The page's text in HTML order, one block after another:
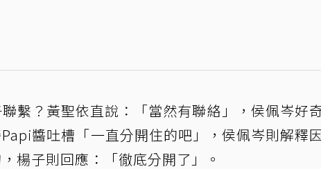
繫？黃聖依直說：「當然有聯絡」，侯佩岑好
醬吐槽「一直分開住的吧」，侯佩岑則解釋
楊子則回應：「徹底分開了」。